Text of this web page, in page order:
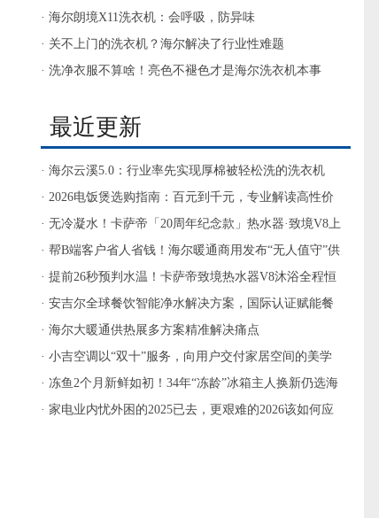
机》标准
· 海尔朗境X11洗衣机：会呼吸，防异味
· 关不上门的洗衣机？海尔解决了行业性难题
· 洗净衣服不算啥！亮色不褪色才是海尔洗衣机本事
最近更新
· 海尔云溪5.0：行业率先实现厚棉被轻松洗的洗衣机
· 2026电饭煲选购指南：百元到千元，专业解读高性价
比选择
· 无冷凝水！卡萨帝「20周年纪念款」热水器·致境V8上
市
· 帮B端客户省人省钱！海尔暖通商用发布“无人值守”供
热方案
· 提前26秒预判水温！卡萨帝致境热水器V8沐浴全程恒
温
· 安吉尔全球餐饮智能净水解决方案，国际认证赋能餐
饮品牌出海布局
· 海尔大暖通供热展多方案精准解决痛点
· 小吉空调以“双十”服务，向用户交付家居空间的美学
方案
· 冻鱼2个月新鲜如初！34年“冻龄”冰箱主人换新仍选海
尔
· 家电业内忧外困的2025已去，更艰难的2026该如何应